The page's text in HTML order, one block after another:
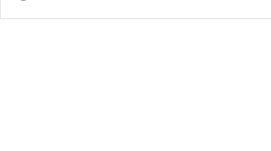
warto